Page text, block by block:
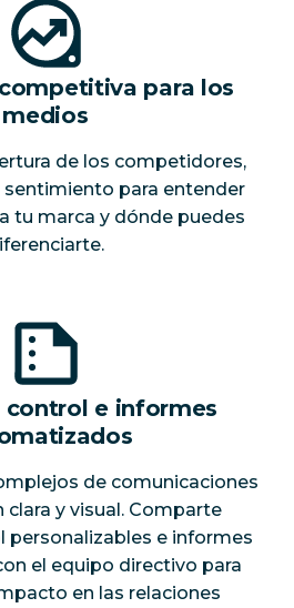
para los
medios
de los competidores,
sentimiento para entender
tu marca y dónde puedes
control e informes
de comunicaciones
clara y visual. Comparte
personalizables e informes
el equipo directivo para
en las relaciones